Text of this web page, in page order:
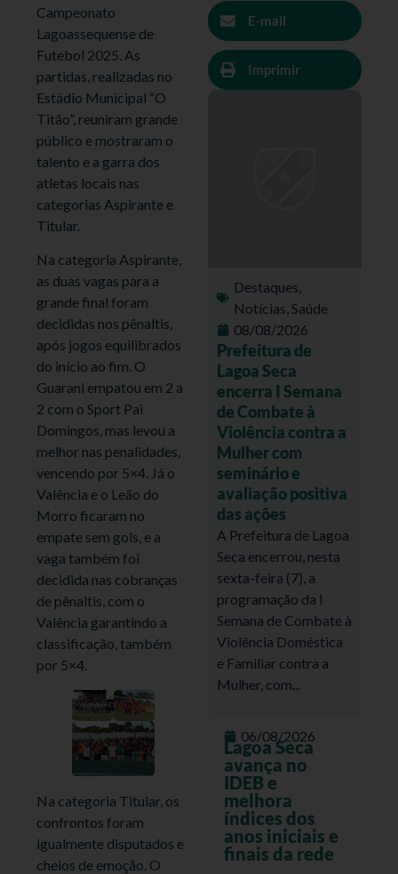
Campeonato
Lagoassequense de
Futebol 2025. As
partidas, realizadas no
Estádio Municipal “O
Titão”, reuniram grande
público e mostraram o
talento e a garra dos
atletas locais nas
categorias Aspirante e
Titular.
Na categoria Aspirante,
as duas vagas para a
grande final foram
decididas nos pênaltis,
após jogos equilibrados
do início ao fim. O
Guarani empatou em 2 a
2 com o Sport Pai
Domingos, mas levou a
melhor nas penalidades,
vencendo por 5×4. Já o
Valência e o Leão do
Morro ficaram no
empate sem gols, e a
vaga também foi
decidida nas cobranças
de pênaltis, com o
Valência garantindo a
classificação, também
por 5×4.
Na categoria Titular, os
confrontos foram
igualmente disputados e
cheios de emoção. O
E-mail
Imprimir
Destaques,
Notícias,Saúde
08/08/2026
Prefeitura de
Lagoa Seca
encerra I Semana
de Combate à
Violência contra a
Mulher com
seminário e
avaliação positiva
das ações
A Prefeitura de Lagoa
Seca encerrou, nesta
sexta-feira (7), a
programação da I
Semana de Combate à
Violência Doméstica
e Familiar contra a
Mulher, com...
06/08/2026
Lagoa Seca
avança no
IDEB e
melhora
índices dos
anos iniciais e
finais da rede